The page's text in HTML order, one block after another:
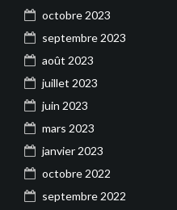
octobre 2023
septembre 2023
août 2023
juillet 2023
juin 2023
mars 2023
janvier 2023
octobre 2022
septembre 2022